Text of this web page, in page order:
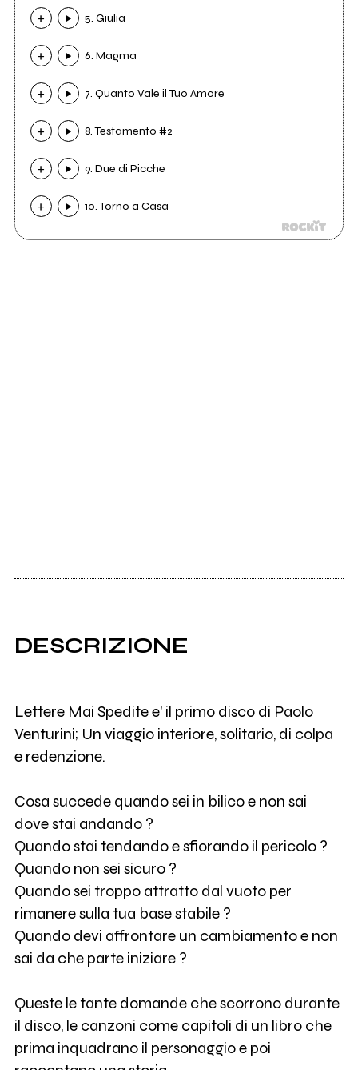
5. Giulia
6. Magma
7. Quanto Vale il Tuo Amore
8. Testamento #2
9. Due di Picche
10. Torno a Casa
DESCRIZIONE
Lettere Mai Spedite e' il primo disco di Paolo
Venturini; Un viaggio interiore, solitario, di colpa
e redenzione.
Cosa succede quando sei in bilico e non sai
dove stai andando ?
Quando stai tendando e sfiorando il pericolo ?
Quando non sei sicuro ?
Quando sei troppo attratto dal vuoto per
rimanere sulla tua base stabile ?
Quando devi affrontare un cambiamento e non
sai da che parte iniziare ?
Queste le tante domande che scorrono durante
il disco, le canzoni come capitoli di un libro che
prima inquadrano il personaggio e poi